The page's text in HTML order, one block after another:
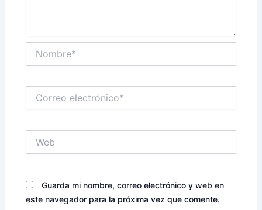
electrónico*
Guarda mi nombre, correo electrónico y web en
este navegador para la próxima vez que comente.